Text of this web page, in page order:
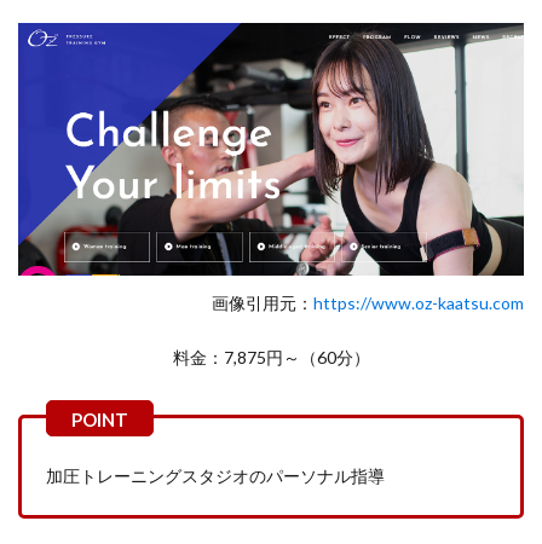
画像引用元： https://www.oz-kaatsu.com
料金：7,875円～（60分）
加圧トレーニングスタジオのパーソナル指導